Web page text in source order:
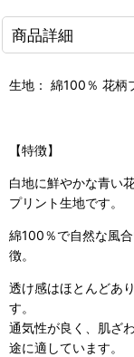
商品詳細
生地： 綿100％ 花柄
【特徴】
白地に鮮やかな青い
プリント生地です。
綿100％で自然な風
徴。
透け感はほとんどあ
す。
通気性が良く、肌ざ
途に適しています。